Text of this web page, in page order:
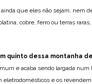
que eles não sejam, nem
cobre, ferro ou terras
quinto dessa montanha
e acaba sendo largada
eletrodomésticos e os